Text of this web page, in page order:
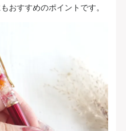
おすすめのポイントです。